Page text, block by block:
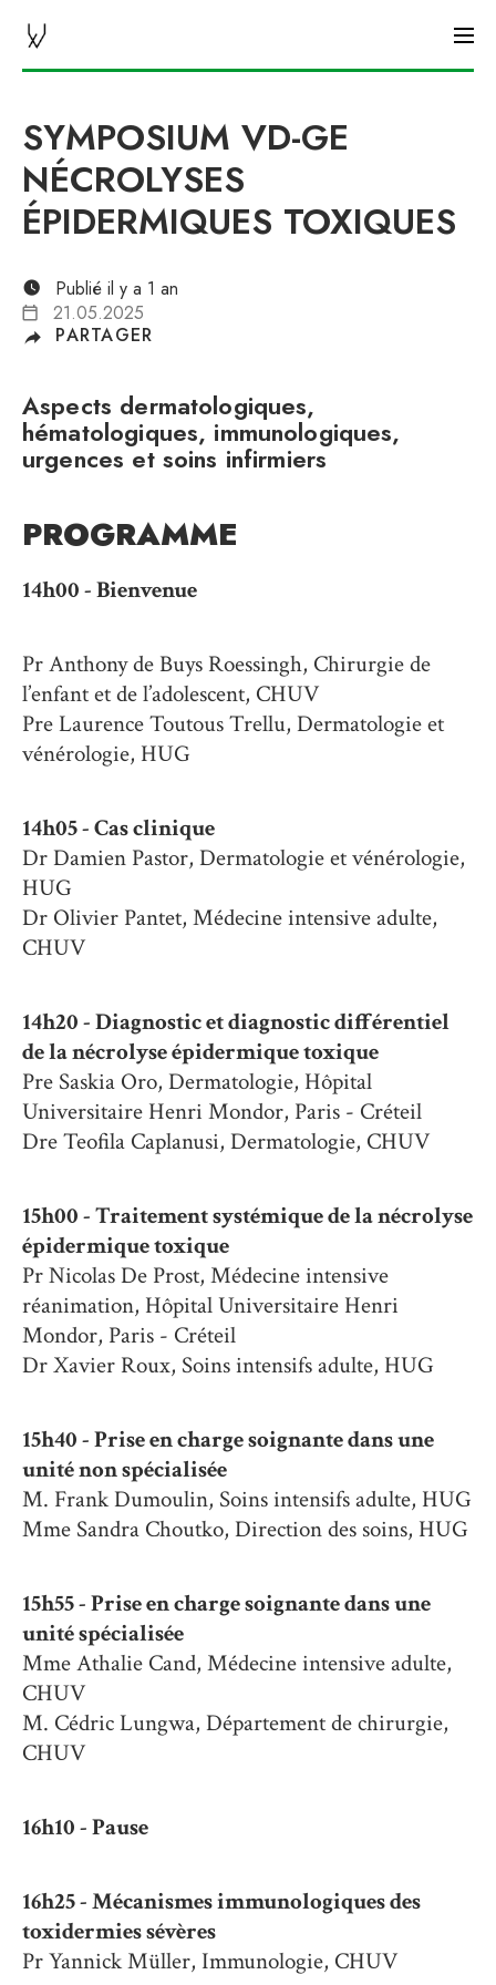
CHUV AGENDA
SYMPOSIUM VD-GE
NÉCROLYSES
ÉPIDERMIQUES TOXIQUES
Publié il y a 1 an
21.05.2025
PARTAGER
Aspects dermatologiques,
hématologiques, immunologiques,
urgences et soins infirmiers
PROGRAMME
14h00 - Bienvenue
Pr Anthony de Buys Roessingh, Chirurgie de
l’enfant et de l’adolescent, CHUV
Pre Laurence Toutous Trellu, Dermatologie et
vénérologie, HUG
14h05 -Cas clinique
Dr Damien Pastor, Dermatologie et vénérologie,
HUG
Dr Olivier Pantet, Médecine intensive adulte,
CHUV
14h20 -Diagnostic et diagnostic différentiel
de la nécrolyse épidermique toxique
Pre Saskia Oro, Dermatologie, Hôpital
Universitaire Henri Mondor, Paris - Créteil
Dre Teofila Caplanusi, Dermatologie, CHUV
15h00 - Traitement systémique de la nécrolyse
épidermique toxique
Pr Nicolas De Prost, Médecine intensive
réanimation, Hôpital Universitaire Henri
Mondor, Paris - Créteil
Dr Xavier Roux, Soins intensifs adulte, HUG
15h40 - Prise en charge soignante dans une
unité non spécialisée
M. Frank Dumoulin, Soins intensifs adulte, HUG
Mme Sandra Choutko, Direction des soins, HUG
15h55 - Prise en charge soignante dans une
unité spécialisée
Mme Athalie Cand, Médecine intensive adulte,
CHUV
M. Cédric Lungwa, Département de chirurgie,
CHUV
16h10 - Pause
16h25 -Mécanismes immunologiques des
toxidermies sévères
Pr Yannick Müller, Immunologie, CHUV